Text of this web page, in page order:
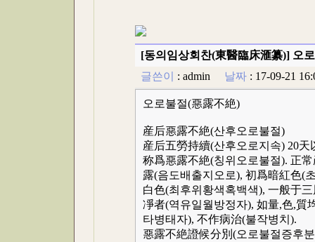
[동의임상회찬(東醫臨床滙纂)] 오
글쓴이
: admin 날짜 : 17-09-21
오로불절(惡露不絶)
産后惡露不絶(산후오로불절)
産后五勞持續(산후오로지속) 20
称爲惡露不絶(칭위오로불절). 正
露(음도배출지오로), 初爲暗紅色(
白色(최후위황색혹백색), 一般于
凈者(역유일월방정자), 如量,色,質
타병태자), 不作病治(불작병치).
惡露不絶證候分別(오로불절증후